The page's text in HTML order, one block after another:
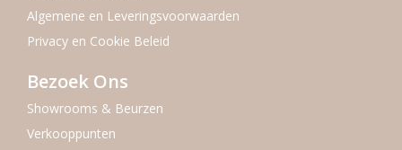
Algemene en Leveringsvoorwaarden
Privacy en Cookie Beleid
Bezoek Ons
Showrooms & Beurzen
Verkooppunten